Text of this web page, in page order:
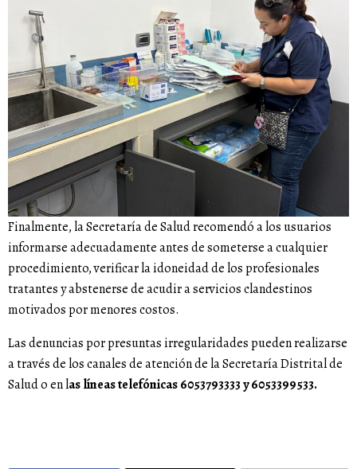
Finalmente, la Secretaría de Salud recomendó a los usuarios
informarse adecuadamente antes de someterse a cualquier
procedimiento, verificar la idoneidad de los profesionales
tratantes y abstenerse de acudir a servicios clandestinos
motivados por menores costos.
Las denuncias por presuntas irregularidades pueden realizarse
a través de los canales de atención de la Secretaría Distrital de
Salud o en las líneas telefónicas 6053793333 y 6053399533.